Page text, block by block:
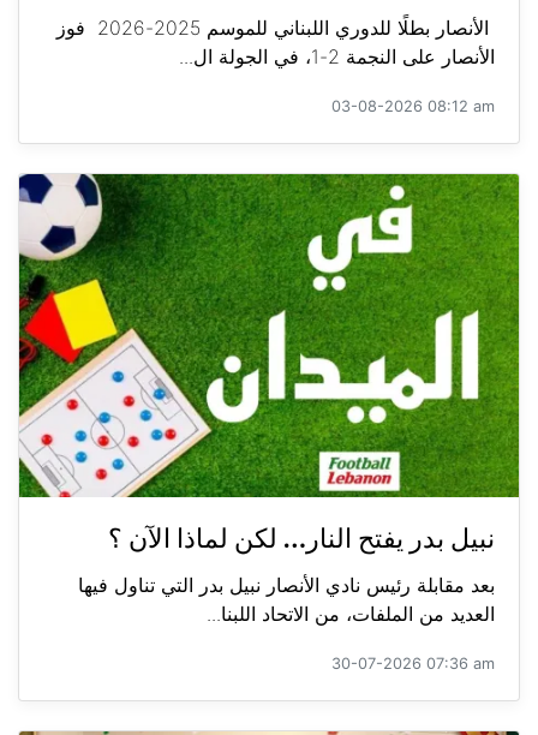
الأنصار بطلًا للدوري اللبناني للموسم 2025-2026 فوز
الأنصار على النجمة 2-1، في الجولة ال...
03-08-2026 08:12 am
نبيل بدر يفتح النار… لكن لماذا الآن ؟
بعد مقابلة رئيس نادي الأنصار نبيل بدر التي تناول فيها
العديد من الملفات، من الاتحاد اللبنا...
30-07-2026 07:36 am